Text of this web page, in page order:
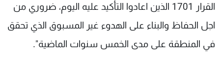
القرار 1701 الذين اعادوا التأكيد عليه اليوم، ضروري من
اجل الحفاظ والبناء على الهدوء غير المسبوق الذي تحقق
في المنطقة على مدى الخمس سنوات الماضية".